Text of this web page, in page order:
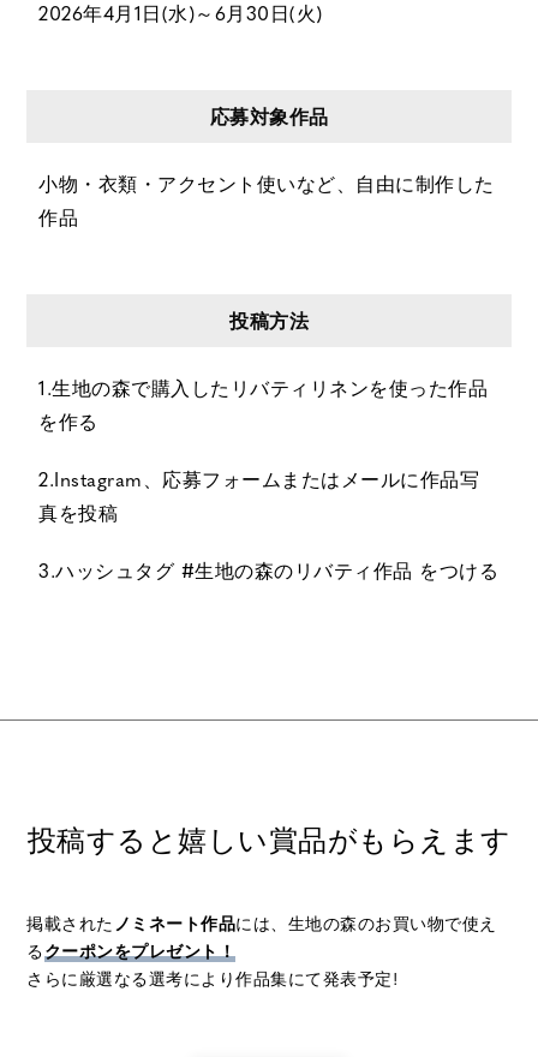
2026年4月1日(水)～6月30日(火)
応募対象作品
小物・衣類・アクセント使いなど、自由に制作した
作品
投稿方法
1.生地の森で購入したリバティリネンを使った作品
を作る
2.Instagram、応募フォームまたはメールに作品写
真を投稿
3.ハッシュタグ #生地の森のリバティ作品 をつける
投稿すると嬉しい賞品がもらえます
掲載された ノミネート作品には、生地の森のお買い物で使え
るクーポンをプレゼント！
さらに厳選なる選考により作品集にて発表予定!